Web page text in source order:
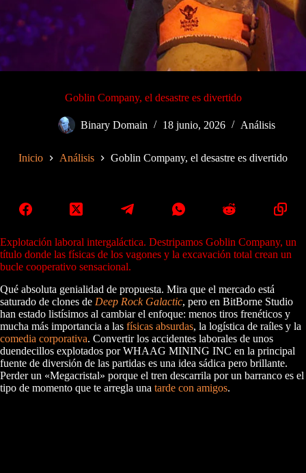
Goblin Company, el desastre es divertido
Binary Domain 18 junio, 2026 Análisis
Inicio Análisis Goblin Company, el desastre es divertido
Explotación laboral intergaláctica. Destripamos Goblin Company, un
título donde las físicas de los vagones y la excavación total crean un
bucle cooperativo sensacional.
Qué absoluta genialidad de propuesta. Mira que el mercado está
saturado de clones de Deep Rock Galactic, pero en BitBorne Studio
han estado listísimos al cambiar el enfoque: menos tiros frenéticos y
mucha más importancia a las físicas absurdas, la logística de raíles y la
comedia corporativa. Convertir los accidentes laborales de unos
duendecillos explotados por WHAAG MINING INC en la principal
fuente de diversión de las partidas es una idea sádica pero brillante.
Perder un «Megacristal» porque el tren descarrila por un barranco es el
tipo de momento que te arregla una tarde con amigos.